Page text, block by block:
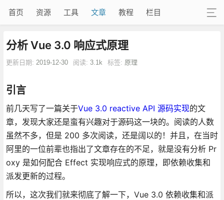
首页 资源 工具 文章 教程 栏目
分析 Vue 3.0 响应式原理
更新日期: 2019-12-30 阅读: 3.1k 标签: 原理
引言
前几天写了一篇关于Vue 3.0 reactive API 源码实现的文
章，发现大家还是蛮有兴趣对于源码这一块的。阅读的人数
虽然不多，但是 200 多次阅读，还是阔以的！并且，在当时
阿里的一位前辈也指出了文章存在的不足，就是没有分析 Pr
oxy 是如何配合 Effect 实现响应式的原理，即依赖收集和
派发更新的过程。
所以，这次我们就来彻底了解一下，Vue 3.0 依赖收集和派